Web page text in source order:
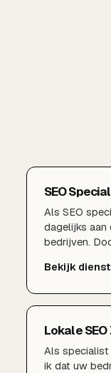
SEO
Als SEO
dagelijks aan
bedrijven.
Lokale
Als specialist
ik dat uw